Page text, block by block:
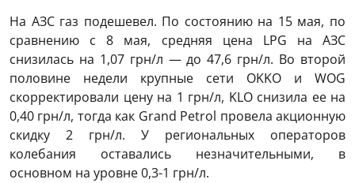
На АЗС газ подешевел. По состоянию на 15 мая, по
сравнению с 8 мая, средняя цена LPG на АЗС
снизилась на 1,07 грн/л — до 47,6 грн/л. Во второй
половине недели крупные сети OKKO и WOG
скорректировали цену на 1 грн/л, KLO снизила ее на
0,40 грн/л, тогда как Grand Petrol провела акционную
скидку 2 грн/л. У региональных операторов
колебания оставались незначительными, в
основном на уровне 0,3-1 грн/л.